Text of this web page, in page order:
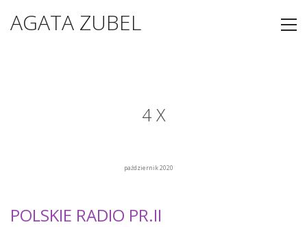
AGATA ZUBEL
4 X
październik 2020
POLSKIE RADIO PR.II